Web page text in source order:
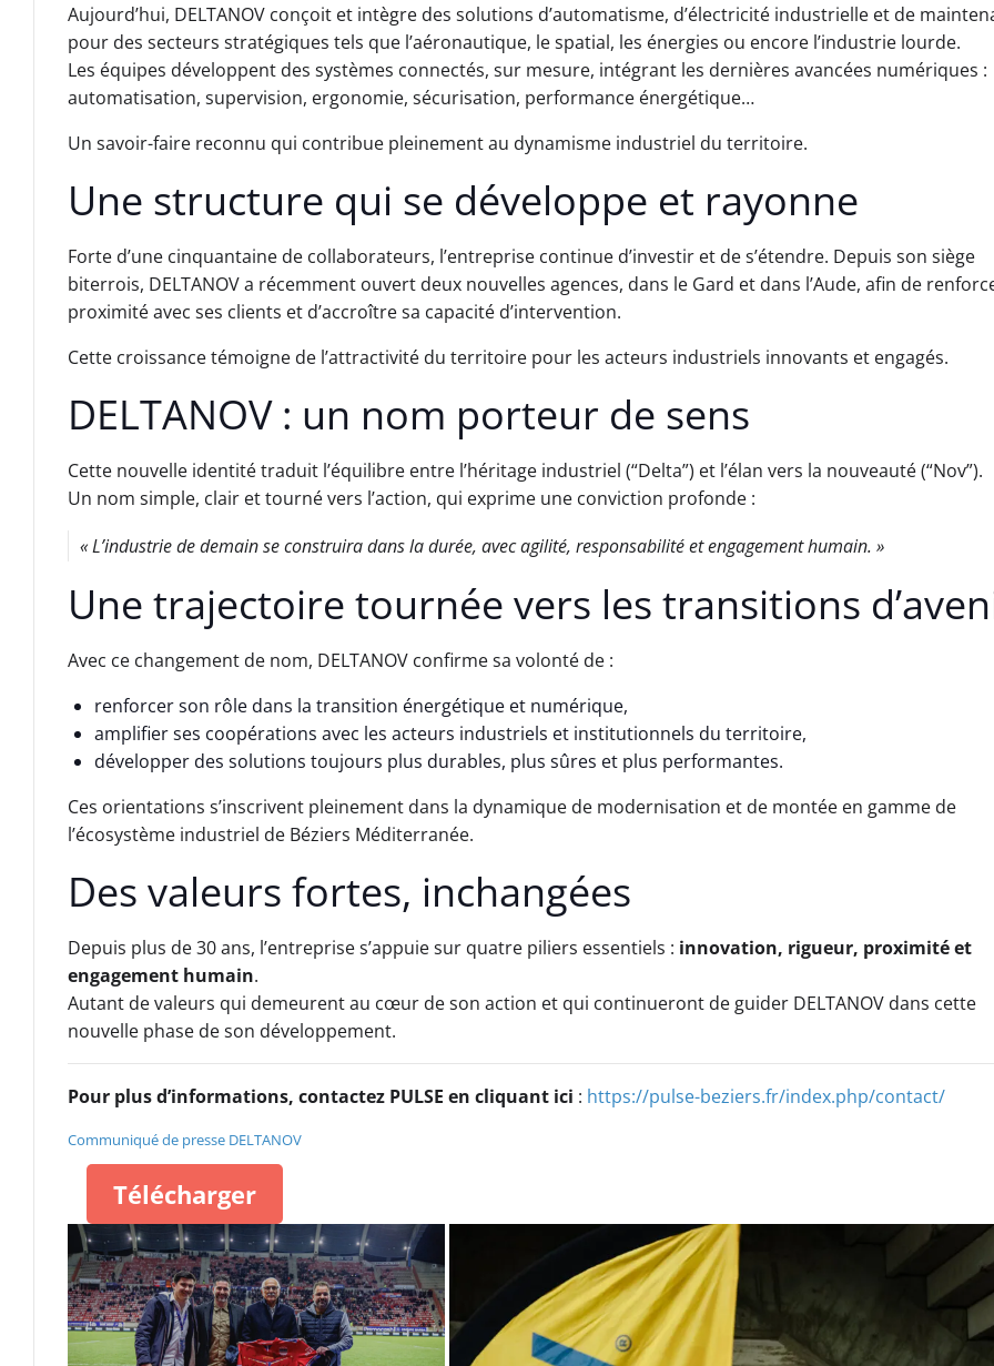
Aujourd’hui, DELTANOV conçoit et intègre des solutions d’automatisme, d’électricité industrielle et de
pour des secteurs stratégiques tels que l’aéronautique, le spatial, les énergies ou encore l’industrie lourde.
Les équipes développent des systèmes connectés, sur mesure, intégrant les dernières avancées numériques :
automatisation, supervision, ergonomie, sécurisation, performance énergétique…
Un savoir-faire reconnu qui contribue pleinement au dynamisme industriel du territoire.
Une structure qui se développe et rayonne
Forte d’une cinquantaine de collaborateurs, l’entreprise continue d’investir et de s’étendre. Depuis son siège
biterrois, DELTANOV a récemment ouvert deux nouvelles agences, dans le Gard et dans l’Aude, afin de
proximité avec ses clients et d’accroître sa capacité d’intervention.
Cette croissance témoigne de l’attractivité du territoire pour les acteurs industriels innovants et engagés.
DELTANOV : un nom porteur de sens
Cette nouvelle identité traduit l’équilibre entre l’héritage industriel (“Delta”) et l’élan vers la nouveauté (“Nov”).
Un nom simple, clair et tourné vers l’action, qui exprime une conviction profonde :
« L’industrie de demain se construira dans la durée, avec agilité, responsabilité et engagement humain. »
Une trajectoire tournée vers les transitions
Avec ce changement de nom, DELTANOV confirme sa volonté de :
renforcer son rôle dans la transition énergétique et numérique,
amplifier ses coopérations avec les acteurs industriels et institutionnels du territoire,
développer des solutions toujours plus durables, plus sûres et plus performantes.
Ces orientations s’inscrivent pleinement dans la dynamique de modernisation et de montée en gamme de
l’écosystème industriel de Béziers Méditerranée.
Des valeurs fortes, inchangées
Depuis plus de 30 ans, l’entreprise s’appuie sur quatre piliers essentiels : innovation, rigueur, proximité et
engagement humain.
Autant de valeurs qui demeurent au cœur de son action et qui continueront de guider DELTANOV dans cette
nouvelle phase de son développement.
Pour plus d’informations, contactez PULSE en cliquant ici : https://pulse-beziers.fr/index.php/contact/
Communiqué de presse DELTANOV
Télécharger